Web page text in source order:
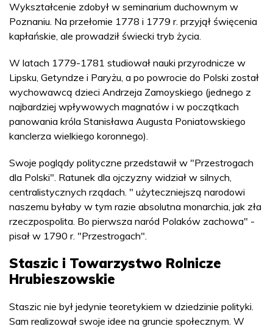
Wykształcenie zdobył w seminarium duchownym w
Poznaniu. Na przełomie 1778 i 1779 r. przyjął święcenia
kapłańskie, ale prowadził świecki tryb życia.
W latach 1779-1781 studiował nauki przyrodnicze w
Lipsku, Getyndze i Paryżu, a po powrocie do Polski został
wychowawcą dzieci Andrzeja Zamoyskiego (jednego z
najbardziej wpływowych magnatów i w początkach
panowania króla Stanisława Augusta Poniatowskiego
kanclerza wielkiego koronnego).
Swoje poglądy polityczne przedstawił w "Przestrogach
dla Polski". Ratunek dla ojczyzny widział w silnych,
centralistycznych rządach. " użyteczniejszą narodowi
naszemu byłaby w tym razie absolutna monarchia, jak zła
rzeczpospolita. Bo pierwsza naród Polaków zachowa" -
pisał w 1790 r. "Przestrogach".
Staszic i Towarzystwo Rolnicze
Hrubieszowskie
Staszic nie był jedynie teoretykiem w dziedzinie polityki.
Sam realizował swoje idee na gruncie społecznym. W